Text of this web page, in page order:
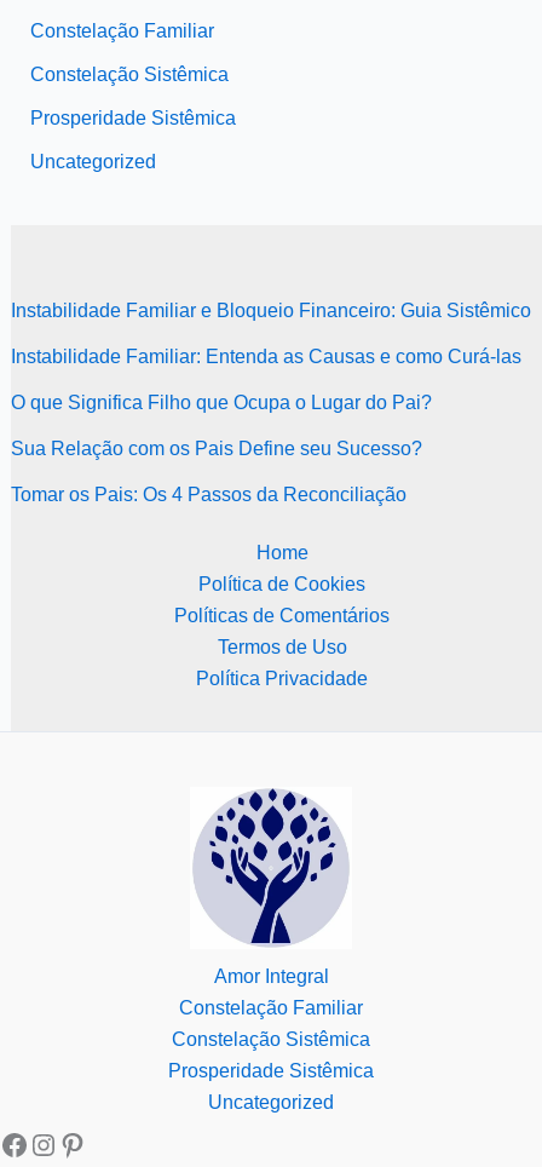
Constelação Familiar
Constelação Sistêmica
Prosperidade Sistêmica
Uncategorized
Instabilidade Familiar e Bloqueio Financeiro: Guia Sistêmico
Instabilidade Familiar: Entenda as Causas e como Curá-las
O que Significa Filho que Ocupa o Lugar do Pai?
Sua Relação com os Pais Define seu Sucesso?
Tomar os Pais: Os 4 Passos da Reconciliação
Home
Política de Cookies
Políticas de Comentários
Termos de Uso
Política Privacidade
Amor Integral
Constelação Familiar
Constelação Sistêmica
Prosperidade Sistêmica
Uncategorized